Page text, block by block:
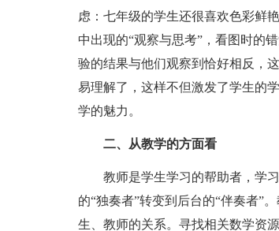
虑：七年级的学生还很喜欢色彩鲜
中出现的“观察与思考”，看图时的
验的结果与他们观察到恰好相反，
易理解了，这样不但激发了学生的
学的魅力。
二、从教学的方面看
教师是学生学习的帮助者，学习
的“独奏者”转变到后台的“伴奏者”
生、教师的关系。寻找相关数学资